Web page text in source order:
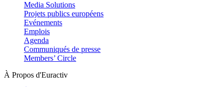
Media Solutions
Projets publics européens
Evénements
Emplois
Agenda
Communiqués de presse
Members’ Circle
À Propos d'Euractiv